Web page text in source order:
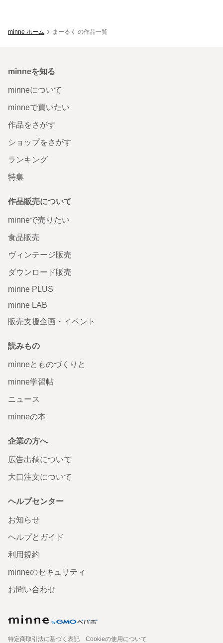
minne ホーム まーるく の作品一覧
minneを知る
minneについて
minneで買いたい
作品をさがす
ショップをさがす
ランキング
特集
作品販売について
minneで売りたい
食品販売
ヴィンテージ販売
ダウンロード販売
minne PLUS
minne LAB
販売支援企画・イベント
読みもの
minneとものづくりと
minne学習帖
ニュース
minneの本
企業の方へ
広告出稿について
大口注文について
ヘルプセンター
お知らせ
ヘルプとガイド
利用規約
minneのセキュリティ
お問い合わせ
特定商取引法に基づく表記
Cookieの使用について